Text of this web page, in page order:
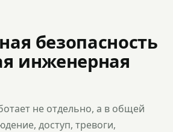
безопасность
инженерная
не отдельно, а в общей
доступ, тревоги,